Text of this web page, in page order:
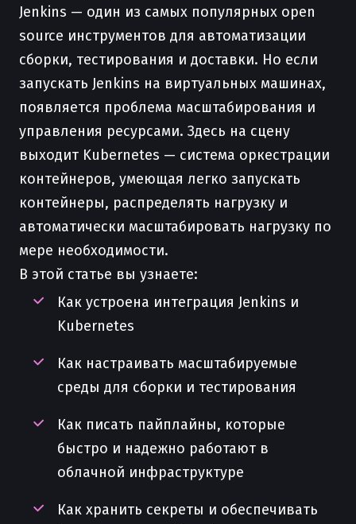
Jenkins — один из самых популярных open
source инструментов для автоматизации
сборки, тестирования и доставки. Но если
запускать Jenkins на виртуальных машинах,
появляется проблема масштабирования и
управления ресурсами. Здесь на сцену
выходит Kubernetes — система оркестрации
контейнеров, умеющая легко запускать
контейнеры, распределять нагрузку и
автоматически масштабировать нагрузку по
мере необходимости.
В этой статье вы узнаете:
Как устроена интеграция Jenkins и
Kubernetes
Как настраивать масштабируемые
среды для сборки и тестирования
Как писать пайплайны, которые
быстро и надежно работают в
облачной инфраструктуре
Как хранить секреты и обеспечивать